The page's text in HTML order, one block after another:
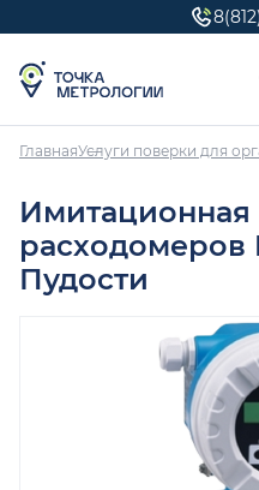
ГлавнаяУслуги поверки для
Имитационная
расходомеров
Пудости